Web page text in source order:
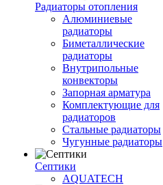
Радиаторы отопления
Алюминиевые
радиаторы
Биметаллические
радиаторы
Внутрипольные
конвекторы
Запорная арматура
Комплектующие для
радиаторов
Стальные радиаторы
Чугунные радиаторы
Септики
AQUATECH